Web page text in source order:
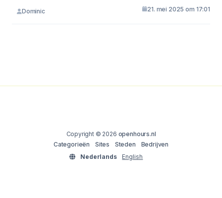
Dominic 21. mei 2025 om 17:01
Copyright © 2026 openhours.nl
Categorieën
Sites Steden
Bedrijven
Nederlands
English